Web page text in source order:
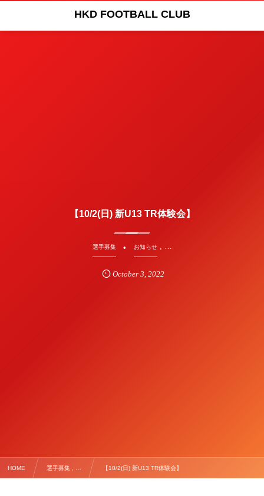
HKD FOOTBALL CLUB
【10/2(日) 新U13 TR体験会】
選手募集 お知らせ, …
October 3, 2022
HOME 選手募集 , … 【10/2(日) 新U13 TR体験会】